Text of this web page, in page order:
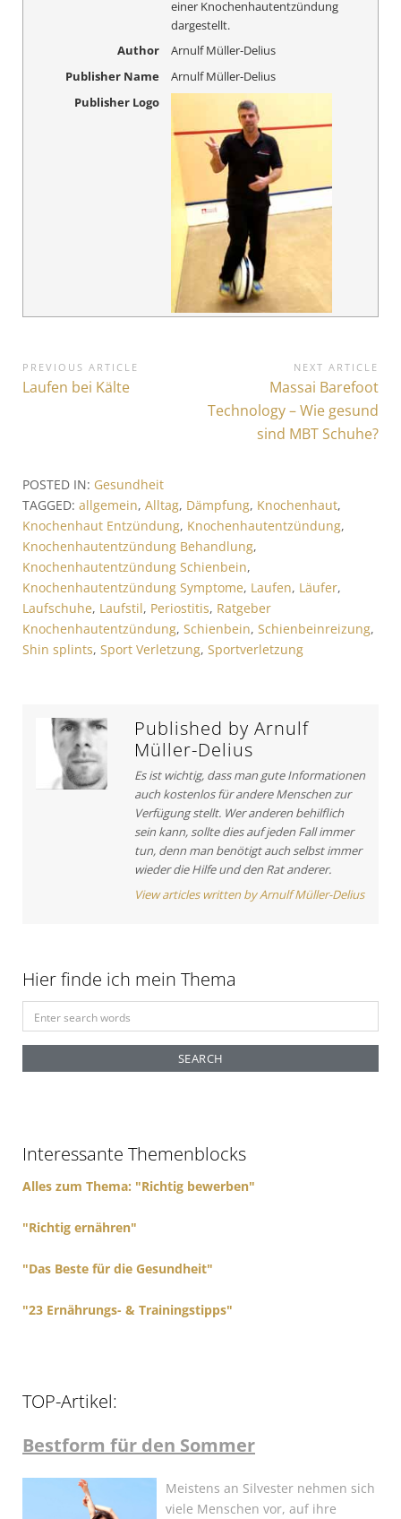
einer Knochenhautentzündung
dargestellt.
Author
Arnulf Müller-Delius
Publisher Name
Arnulf Müller-Delius
Publisher Logo
B
e
r
a
g
s
n
a
v
PREVIOUS ARTICLE
P
o
u
s
A
r
t
i
c
l
Laufen bei Kälte
NEXT ARTICLE
N
e
x
t
i
e
Massai Barefoot
Technology – Wie gesund
sind MBT Schuhe?
POSTED IN: Gesundheit
TAGGED: allgemein, Alltag, Dämpfung, Knochenhaut,
Knochenhaut Entzündung, Knochenhautentzündung,
Knochenhautentzündung Behandlung,
Knochenhautentzündung Schienbein,
Knochenhautentzündung Symptome, Laufen, Läufer,
Laufschuhe, Laufstil, Periostitis, Ratgeber
Knochenhautentzündung, Schienbein, Schienbeinreizung,
Shin splints, Sport Verletzung, Sportverletzung
Published by Arnulf
Müller-Delius
Es ist wichtig, dass man gute Informationen
auch kostenlos für andere Menschen zur
Verfügung stellt. Wer anderen behilflich
sein kann, sollte dies auf jeden Fall immer
tun, denn man benötigt auch selbst immer
wieder die Hilfe und den Rat anderer.
View articles written by Arnulf Müller-Delius
Hier finde ich mein Thema
e
r
o
Interessante Themenblocks
Alles zum Thema: "Richtig bewerben"
"Richtig ernähren"
"Das Beste für die Gesundheit"
"23 Ernährungs- & Trainingstipps"
TOP-Artikel:
Bestform für den Sommer
Meistens an Silvester nehmen sich
viele Menschen vor, auf ihre